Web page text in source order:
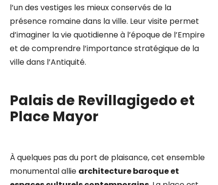
l’un des vestiges les mieux conservés de la
présence romaine dans la ville. Leur visite permet
d’imaginer la vie quotidienne à l’époque de l’Empire
et de comprendre l’importance stratégique de la
ville dans l’Antiquité.
Palais de Revillagigedo et
Place Mayor
À quelques pas du port de plaisance, cet ensemble
monumental allie architecture baroque et